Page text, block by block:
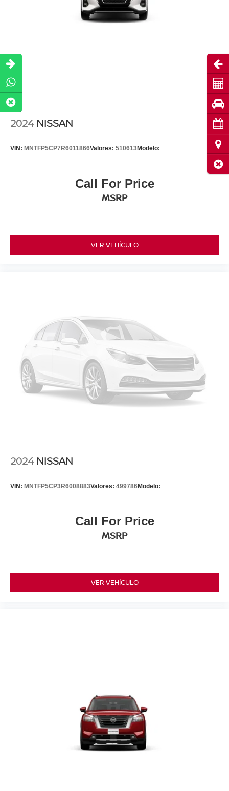
2024 NISSAN
VIN: MNTFP5CP7R6011866Valores: 510613Modelo:
Call For Price
MSRP
VER VEHÍCULO
2024 NISSAN
VIN: MNTFP5CP3R6008883Valores: 499786Modelo:
Call For Price
MSRP
VER VEHÍCULO